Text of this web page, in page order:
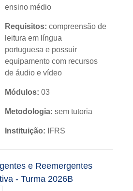
ensino médio
Requisitos: compreensão de
leitura em língua
portuguesa e possuir
equipamento com recursos
de áudio e vídeo
Módulos: 03
Metodologia: sem tutoria
Instituição: IFRS
Nível:básico
Idioma:português
e Reemergentes
- Turma 2026B